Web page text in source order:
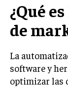
MARKETING
¿Qué
de
La
software y
optimizar las